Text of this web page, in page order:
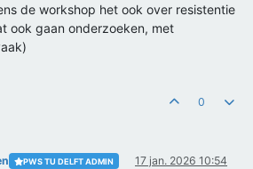
de workshop het ook over resistentie
ook gaan onderzoeken, met
0
PWS TU DELFT ADMIN 17 jan. 2026 10:54